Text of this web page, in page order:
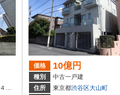
４丁目3-1１
価格 10億円
種別
中古一戸建
住所
東京都渋谷区大山町